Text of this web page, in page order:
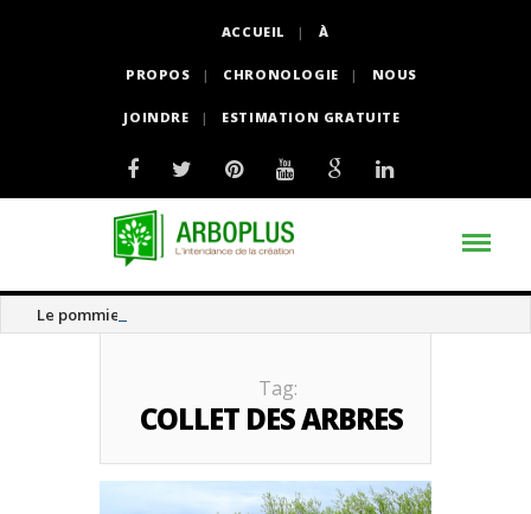
ACCUEIL À
PROPOS CHRONOLOGIE NOUS
JOINDRE ESTIMATION GRATUITE
Le pommier thé
Tag:
COLLET DES ARBRES